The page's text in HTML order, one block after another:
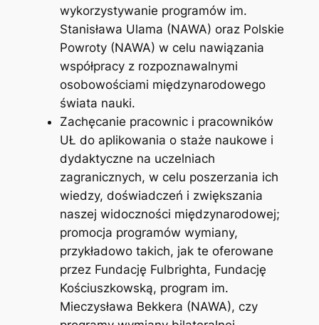
wykorzystywanie programów im.
Stanisława Ulama (NAWA) oraz Polskie
Powroty (NAWA) w celu nawiązania
współpracy z rozpoznawalnymi
osobowościami międzynarodowego
świata nauki.
Zachęcanie pracownic i pracowników
UŁ do aplikowania o staże naukowe i
dydaktyczne na uczelniach
zagranicznych, w celu poszerzania ich
wiedzy, doświadczeń i zwiększania
naszej widoczności międzynarodowej;
promocja programów wymiany,
przykładowo takich, jak te oferowane
przez Fundację Fulbrighta, Fundację
Kościuszkowską, program im.
Mieczysława Bekkera (NAWA), czy